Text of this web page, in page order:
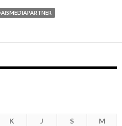
K J S
M